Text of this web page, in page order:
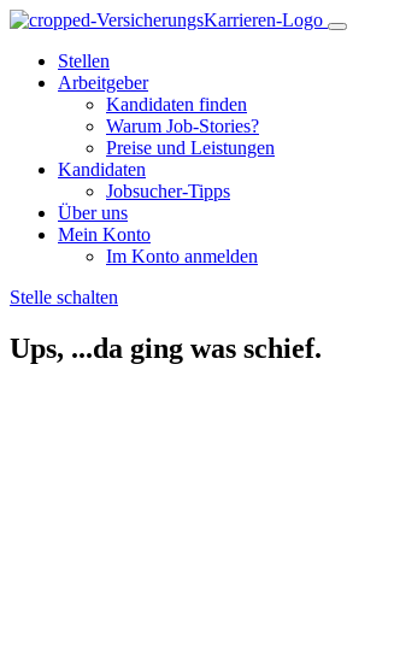
Stellen
Arbeitgeber
Kandidaten finden
Warum Job-Stories?
Preise und Leistungen
Kandidaten
Jobsucher-Tipps
Über uns
Mein Konto
Im Konto anmelden
Stelle schalten
Ups, ...da ging was schief.